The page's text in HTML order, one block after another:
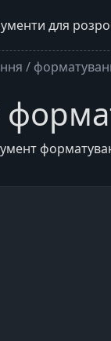
для
/